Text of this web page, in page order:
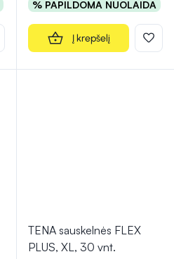
% PAPILDOMA NUOLAIDA
Į krepšelį
TENA sauskelnės FLEX
PLUS, XL, 30 vnt.